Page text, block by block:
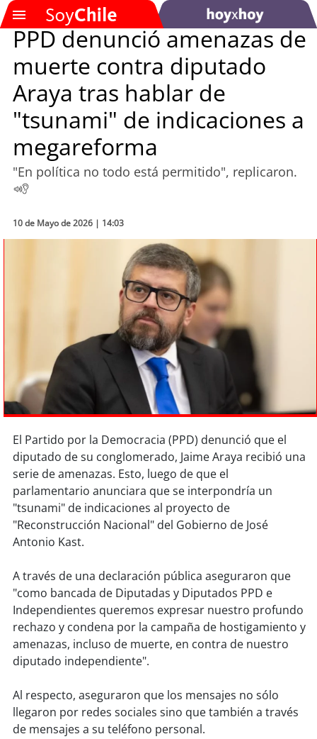
Podcast
Actualidad
Economía
chile
soy
soycalama
soyantofagasta
soy copiapó
soy valparaíso
soyquillota
soysanantonio
soysancarlos
PPD denunció amenazas de
muerte contra diputado
Araya tras hablar de
"tsunami" de indicaciones a
megareforma
"En política no todo está permitido", replicaron.
10 de Mayo de 2026 | 14:03
El Partido por la Democracia (PPD) denunció que el
diputado de su conglomerado, Jaime Araya recibió una
serie de amenazas. Esto, luego de que el
parlamentario anunciara que se interpondría un
"tsunami" de indicaciones al proyecto de
"Reconstrucción Nacional" del Gobierno de José
Antonio Kast.
A través de una declaración pública aseguraron que
"como bancada de Diputadas y Diputados PPD e
Independientes queremos expresar nuestro profundo
rechazo y condena por la campaña de hostigamiento y
amenazas, incluso de muerte, en contra de nuestro
diputado independiente".
Al respecto, aseguraron que los mensajes no sólo
llegaron por redes sociales sino que también a través
de mensajes a su teléfono personal.